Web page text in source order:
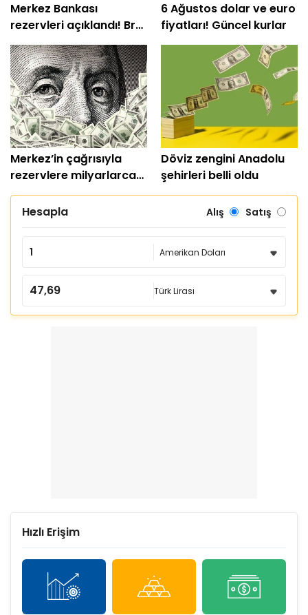
Merkez Bankası
rezervleri açıklandı! Brüt
rezerv 164,4 milyar
dolara çıktı
6 Ağustos dolar ve euro
fiyatları! Güncel kurlar
Merkez’in çağrısıyla
rezervlere milyarlarca
dolar girdi
Döviz zengini Anadolu
şehirleri belli oldu
Hesapla Alış Satış
Hızlı Erişim